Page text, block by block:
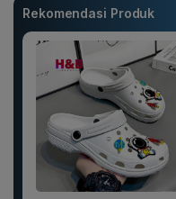
Rekomendasi Produk